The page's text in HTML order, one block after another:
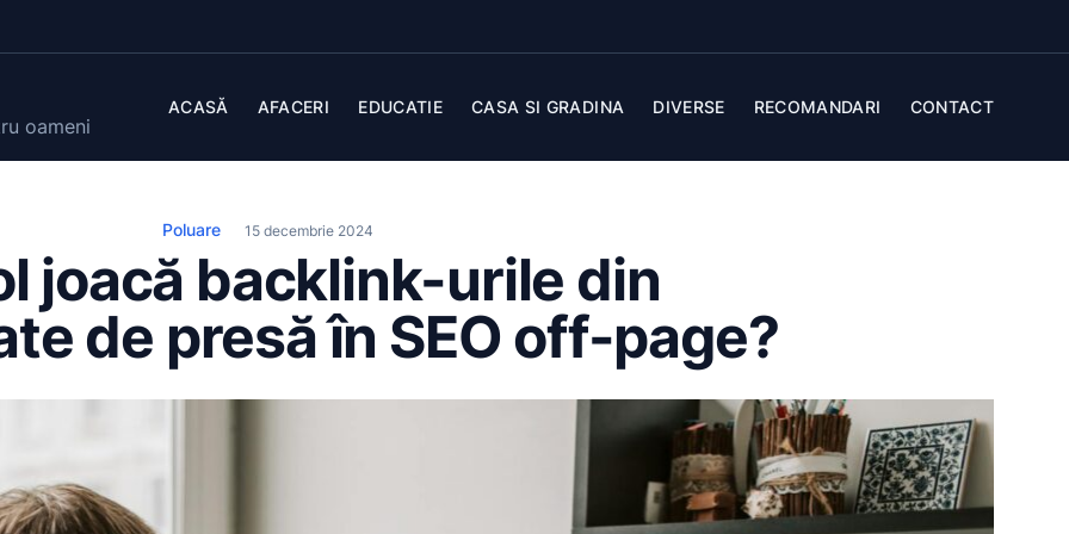
oameni
ACASĂ AFACERI EDUCATIE CASA SI GRADINA DIVERSE RECOMANDARI CONTACT
Poluare 15 decembrie 2024
joacă backlink-urile din
de presă în SEO off-page?